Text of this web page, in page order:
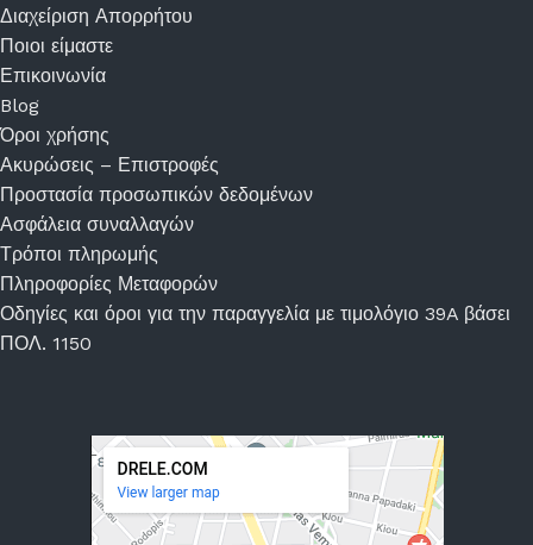
Διαχείριση Απορρήτου
Ποιοι είμαστε
Επικοινωνία
Blog
Όροι χρήσης
Ακυρώσεις – Επιστροφές
Προστασία προσωπικών δεδομένων
Ασφάλεια συναλλαγών
Τρόποι πληρωμής
Πληροφορίες Μεταφορών
Οδηγίες και όροι για την παραγγελία με τιμολόγιο 39A βάσει
ΠΟΛ. 1150